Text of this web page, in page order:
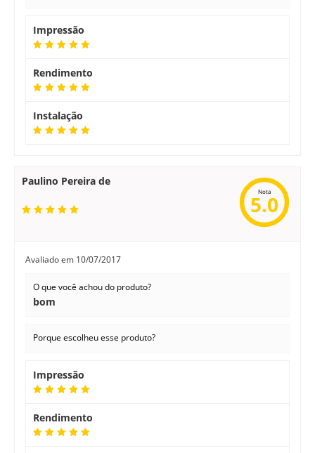
Impressão
Rendimento
Instalação
Paulino Pereira de
Nota
5.0
Avaliado em 10/07/2017
O que você achou do produto?
bom
Porque escolheu esse produto?
Impressão
Rendimento